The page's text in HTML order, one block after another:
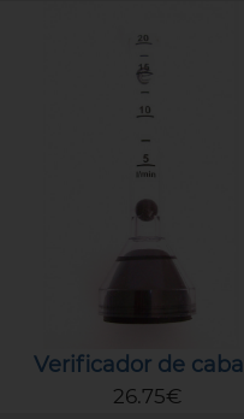
Verificador de cabal
26.75€